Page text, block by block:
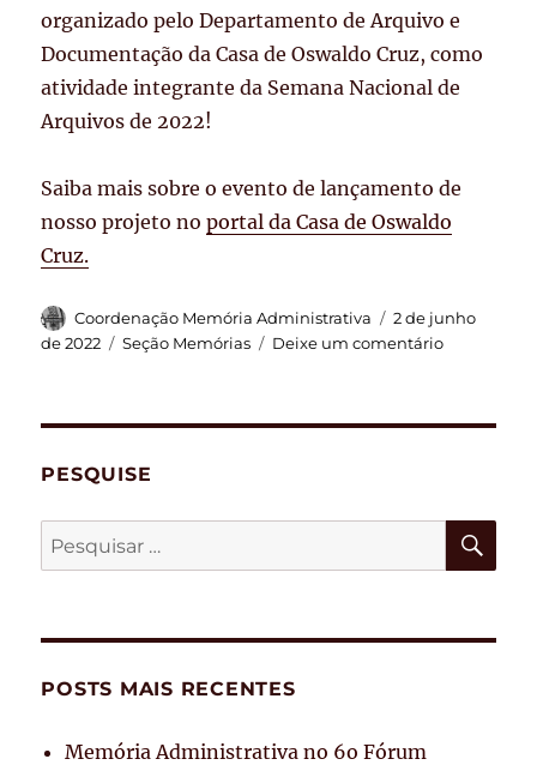
organizado pelo Departamento de Arquivo e
Documentação da Casa de Oswaldo Cruz, como
atividade integrante da Semana Nacional de
Arquivos de 2022!
Saiba mais sobre o evento de lançamento de
nosso projeto noportal da Casa de Oswaldo
Cruz.
Autor
Coordenação Memória Administrativa
Publicado
em
2 de junho
de 2022
Categorias
Seção Memórias Deixe um comentárioem
PESQUISE
Pesquisar
por:
POSTS MAIS RECENTES
Memória Administrativa no 6o Fórum